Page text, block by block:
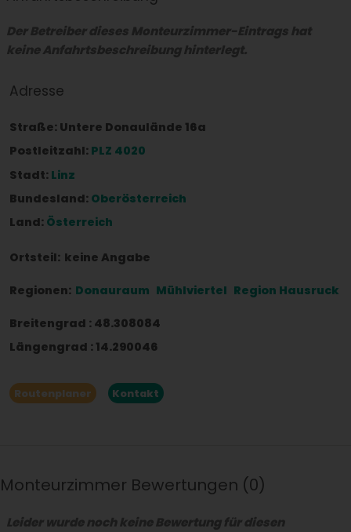
Der Betreiber dieses Monteurzimmer-Eintrags hat
keine Anfahrtsbeschreibung hinterlegt.
Adresse
Straße: Untere Donaulände 16a
Postleitzahl: PLZ 4020
Stadt: Linz
Bundesland: Oberösterreich
Land: Österreich
Ortsteil: keine Angabe
Regionen: Donauraum Mühlviertel Region Hausruck
Breitengrad : 48.308084
Längengrad : 14.290046
Routenplaner Kontakt
Monteurzimmer Bewertungen 0
Leider wurde noch keine Bewertung für diesen